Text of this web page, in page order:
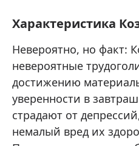
Характеристика
Невероятно, но факт:
невероятные
достижению
уверенности в
страдают от
немалый вред их